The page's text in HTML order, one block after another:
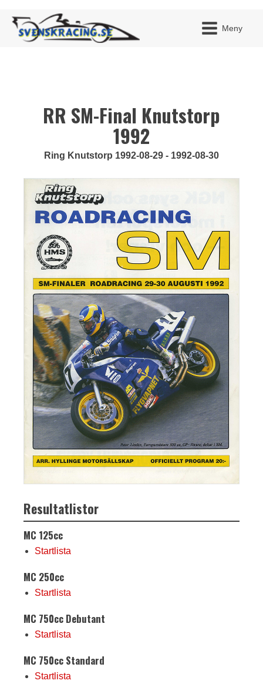
Meny
RR SM-Final Knutstorp
1992
Ring Knutstorp 1992-08-29 - 1992-08-30
Resultatlistor
MC 125cc
Startlista
MC 250cc
Startlista
MC 750cc Debutant
Startlista
MC 750cc Standard
Startlista